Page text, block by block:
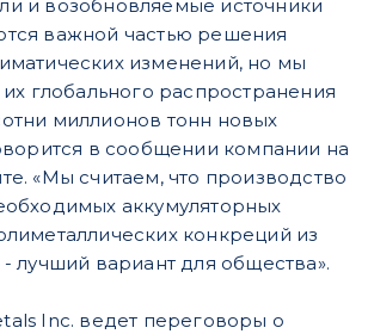
и возобновляемые источники
важной частью решения
изменений, но мы
глобального распространения
миллионов тонн новых
в сообщении компании на
«Мы считаем, что производство
аккумуляторных
конкреций из
- лучший вариант для общества».
Inc. ведет переговоры о